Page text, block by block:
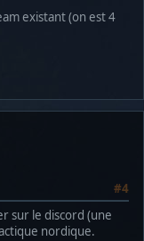
existant (on est 4
#4
sur le discord (une
nordique.